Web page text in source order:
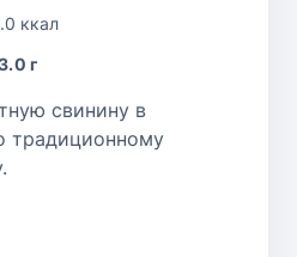
ккал
г
свинину в
традиционному